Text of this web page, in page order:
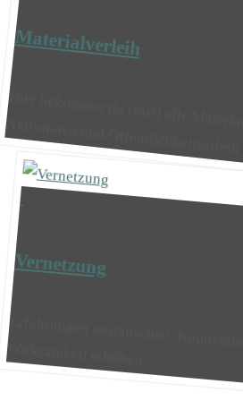
Materialverleih
Hier bekommst du (fast) alle
Aktivitäten und Öffentlichkeitsarbeit
Vernetzung
Erfahrungen austauschen, Kooperationen eingehen, Wirksamkeit erhöhen